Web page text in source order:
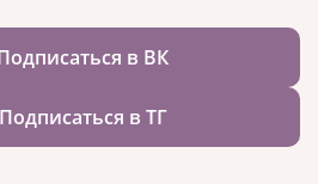
обучено десятки тысяч
стали известными
красоты.
профессий и курсов
статус школы. Поэтому в 2021
в ВК
в ТГ